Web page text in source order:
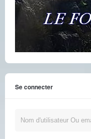
Se connecter